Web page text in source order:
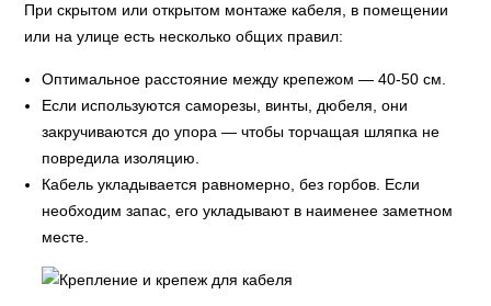
При скрытом или открытом монтаже кабеля, в помещении
или на улице есть несколько общих правил:
Оптимальное расстояние между крепежом — 40-50 см.
Если используются саморезы, винты, дюбеля, они
закручиваются до упора — чтобы торчащая шляпка не
повредила изоляцию.
Кабель укладывается равномерно, без горбов. Если
необходим запас, его укладывают в наименее заметном
месте.